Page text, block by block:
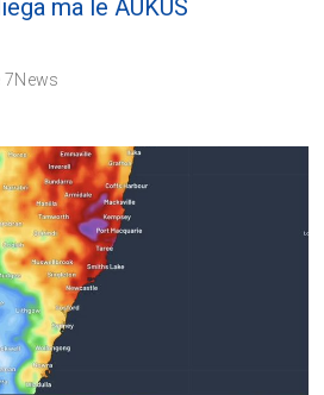
ma le AUKUS
7News